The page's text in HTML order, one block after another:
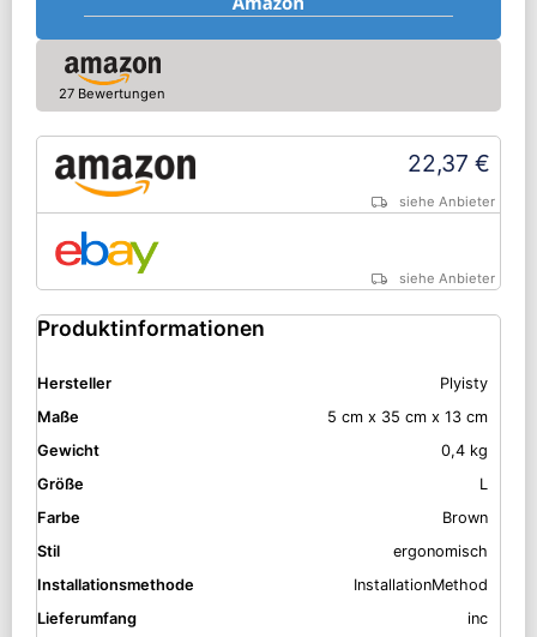
Produktinformationen
Hersteller
Plyisty
Maße
5 cm x 35 cm x 13 cm
Gewicht
0,4 kg
Größe
L
Farbe
Brown
Stil
ergonomisch
Installationsmethode
InstallationMethod
Lieferumfang
inc
27 Bewertungen
22,37 €
siehe Anbieter
siehe Anbieter